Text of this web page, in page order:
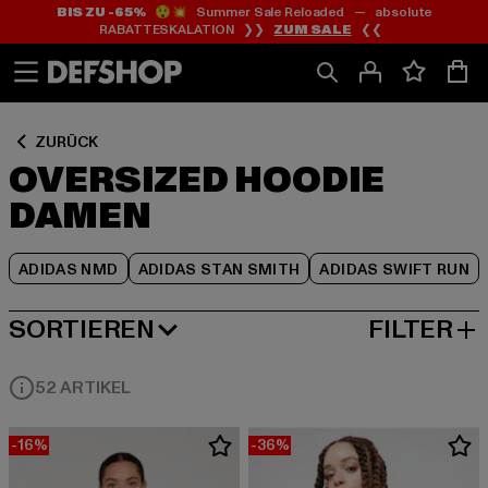
Zum
Inhalt
springen
Zum
Fußzeile
springen
BIS ZU -65%😲💥 Summer Sale Reloaded — absolute
RABATTESKALATION ❯❯ ZUM SALE ❮❮
ZURÜCK
OVERSIZED HOODIE
DAMEN
ADIDAS NMD ADIDAS STAN SMITH ADIDAS SWIFT RUN
Zum
Produktraster
springen
SORTIEREN
NEUESTE FILTER
52 ARTIKEL
-16% -36%